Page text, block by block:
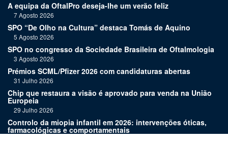
A equipa da OftalPro deseja-lhe um verão feliz
7 Agosto 2026
SPO “De Olho na Cultura” destaca Tomás de Aquino
5 Agosto 2026
SPO no congresso da Sociedade Brasileira de Oftalmologia
3 Agosto 2026
Prémios SCML/Pfizer 2026 com candidaturas abertas
31 Julho 2026
Chip que restaura a visão é aprovado para venda na União
Europeia
29 Julho 2026
Controlo da miopia infantil em 2026: intervenções óticas,
farmacológicas e comportamentais